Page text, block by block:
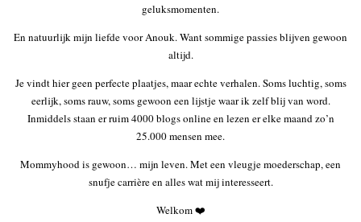
geluksmomenten.
En natuurlijk mijn liefde voor Anouk. Want sommige passies blijven gewoon
altijd.
Je vindt hier geen perfecte plaatjes, maar echte verhalen. Soms luchtig, soms
eerlijk, soms rauw, soms gewoon een lijstje waar ik zelf blij van word.
Inmiddels staan er ruim 4000 blogs online en lezen er elke maand zo’n
25.000 mensen mee.
Mommyhood is gewoon… mijn leven. Met een vleugje moederschap, een
snufje carrière en alles wat mij interesseert.
Welkom ❤️